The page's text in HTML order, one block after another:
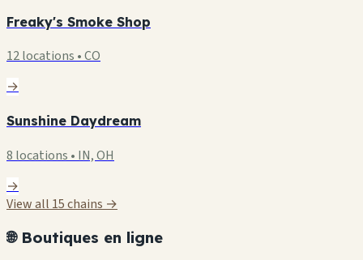
Freaky's Smoke Shop
12 locations • CO
→
Sunshine Daydream
8 locations • IN, OH
→
View all 15 chains →
🌐 Boutiques en ligne